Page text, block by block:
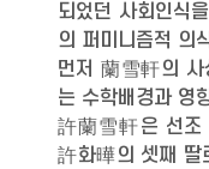
되었던 사회인식
의 퍼미니즘적 의
먼저 蘭雪軒의 사
는 수학배경과 영
許蘭雪軒은 선조
許화曄의 셋째 딸